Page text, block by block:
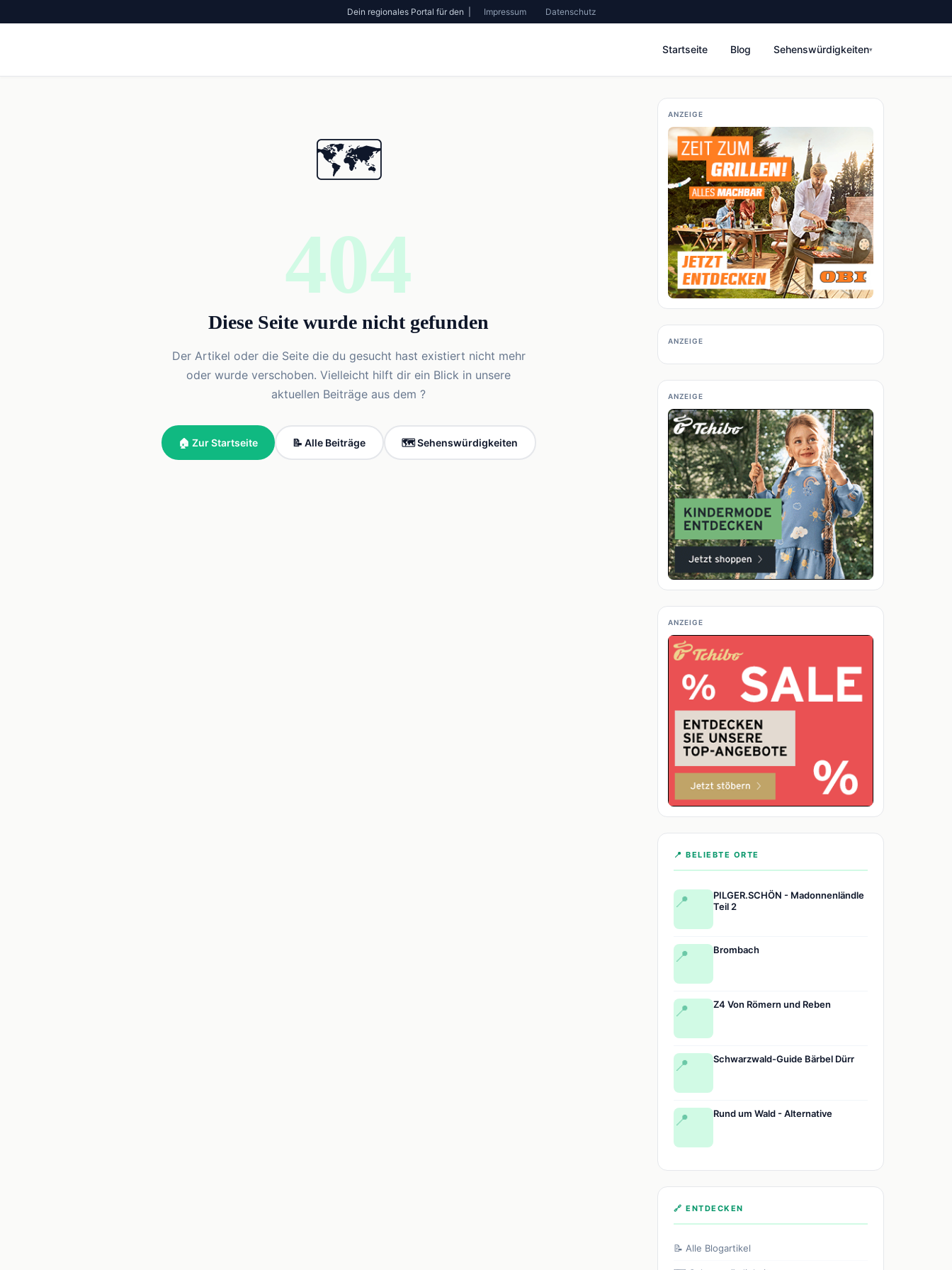
Dein regionales Portal für den | Impressum Datenschutz
Startseite Blog Sehenswürdigkeiten▾
ANZEIGE
ANZEIGE
ANZEIGE
ANZEIGE
📍 BELIEBTE ORTE
📍
PILGER.SCHÖN - Madonnenländle
Teil 2
📍 Brombach
📍 Z4 Von Römern und Reben
📍 Schwarzwald-Guide Bärbel Dürr
📍 Rund um Wald - Alternative
🔗 ENTDECKEN
📝 Alle Blogartikel
🗺️
404
Diese Seite wurde nicht gefunden
Der Artikel oder die Seite die du gesucht hast existiert nicht mehr
oder wurde verschoben. Vielleicht hilft dir ein Blick in unsere
aktuellen Beiträge aus dem ?
🏠 Zur Startseite 📝 Alle Beiträge 🗺️ Sehenswürdigkeiten